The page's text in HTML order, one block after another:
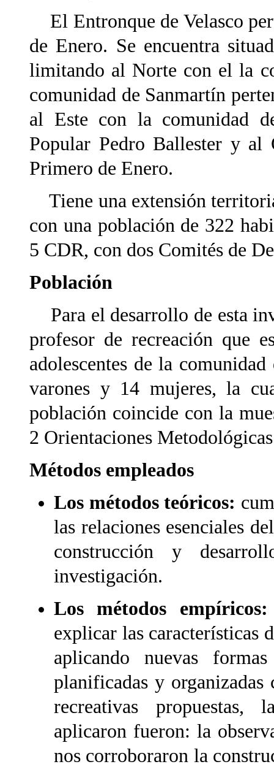
El Entronque de Velasco
de Enero. Se encuentra
limitando al Norte con el la
comunidad de Sanmartín
al Este con la comunidad
Popular Pedro Ballester y al
Primero de Enero.
Tiene una extensión
con una población de 322
5 CDR, con dos Comités de
Población
Para el desarrollo de esta
profesor de recreación que
adolescentes de la
varones y 14 mujeres, la
población coincide con la
2 Orientaciones
Métodos empleados
Los métodos teóricos:
las relaciones esenciales
construcción y
investigación.
Los métodos empíricos:
explicar las características
aplicando nuevas
planificadas y
recreativas propuestas,
aplicaron fueron: la
nos corroboraron la